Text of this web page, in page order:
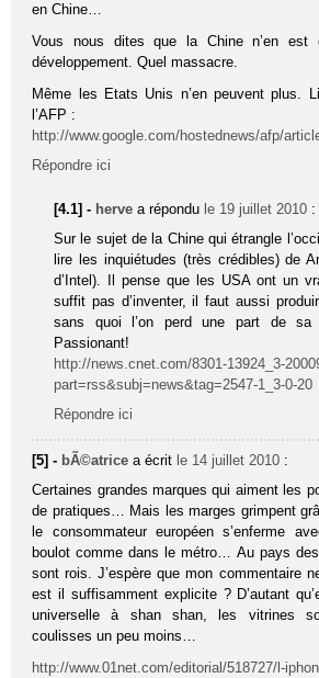
en Chine…
Vous nous dites que la Chine n’en est
développement. Quel massacre.
Même les Etats Unis n’en peuvent plus.
l’AFP :
http://www.google.com/hostednews/afp/
Répondre ici
[4.1] - herve a répondu le 19 juillet 2010 :
Sur le sujet de la Chine qui étrangle
lire les inquiétudes (très crédibles) de
d’Intel). Il pense que les USA ont un
suffit pas d’inventer, il faut aussi
sans quoi l’on perd une part de sa
Passionant!
http://news.cnet.com/8301-13924_3-
part=rss&subj=news&tag=2547-1_3-0-20
Répondre ici
[5] - bÃ©atrice a écrit le 14 juillet 2010 :
Certaines grandes marques qui aiment les
de pratiques… Mais les marges grimpent
le consommateur européen s’enferme
boulot comme dans le métro… Au pays
sont rois. J’espère que mon commentaire
est il suffisamment explicite ? D’autant
universelle à shan shan, les vitrines
coulisses un peu moins…
http://www.01net.com/editorial/518727/l-